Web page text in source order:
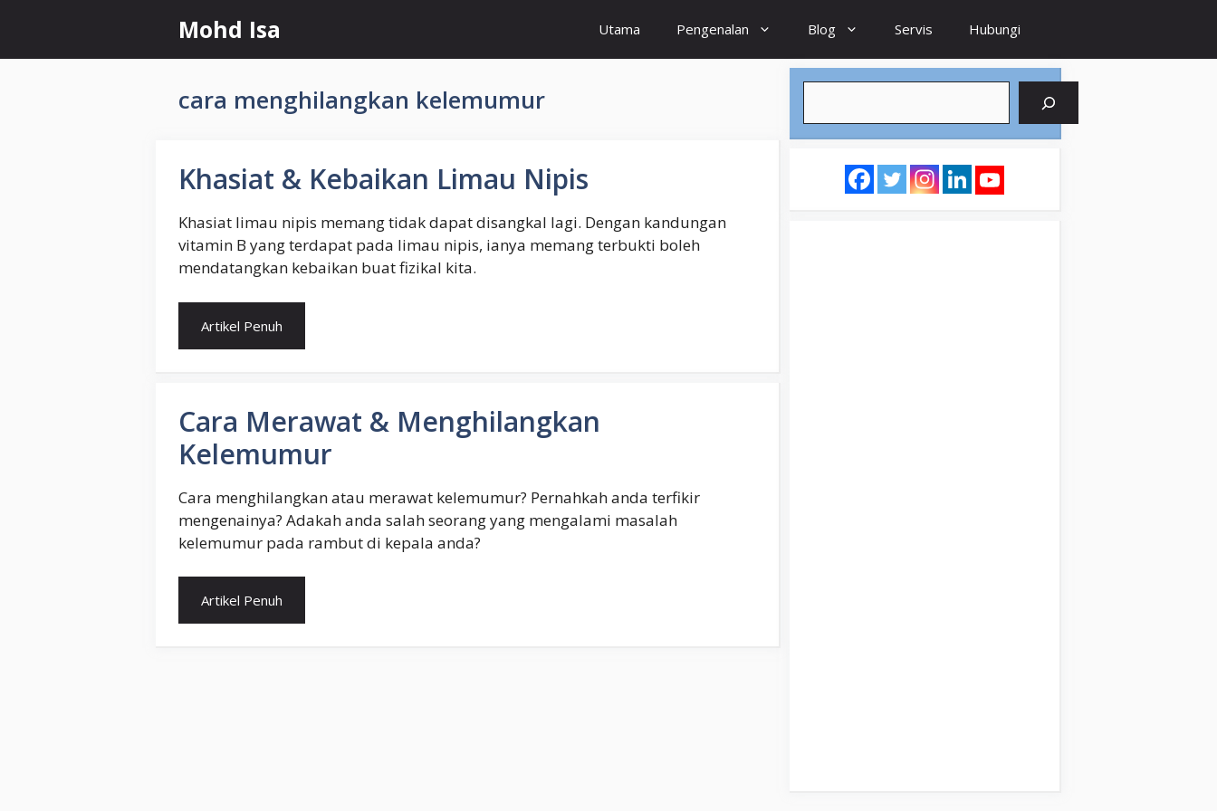
content
Mohd Isa Utama Pengenalan Blog Servis Hubungi
cara menghilangkan kelemumur
Khasiat & Kebaikan Limau Nipis
Khasiat limau nipis memang tidak dapat disangkal lagi. Dengan kandungan
vitamin B yang terdapat pada limau nipis, ianya memang terbukti boleh
mendatangkan kebaikan buat fizikal kita.
Artikel Penuh
Cara Merawat & Menghilangkan
Kelemumur
Cara menghilangkan atau merawat kelemumur? Pernahkah anda terfikir
mengenainya? Adakah anda salah seorang yang mengalami masalah
kelemumur pada rambut di kepala anda?
Artikel Penuh